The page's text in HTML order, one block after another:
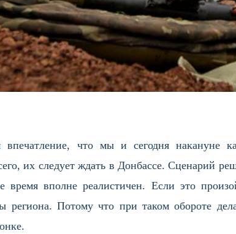
впечатление, что мы и сегодня накануне
их следует ждать в Донбассе. Сценарий
вполне реалистичен. Если это
региона. Потому что при таком обороте